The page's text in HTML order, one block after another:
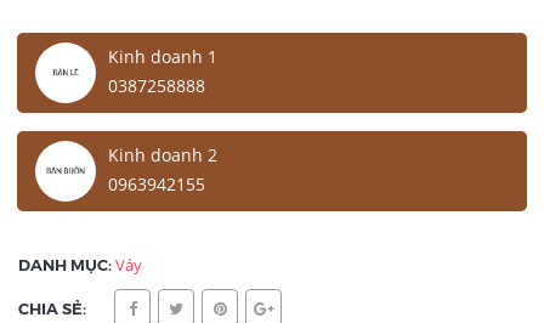
Kinh doanh 1
0387258888
Kinh doanh 2
0963942155
DANH MỤC:Váy
CHIA SẺ: